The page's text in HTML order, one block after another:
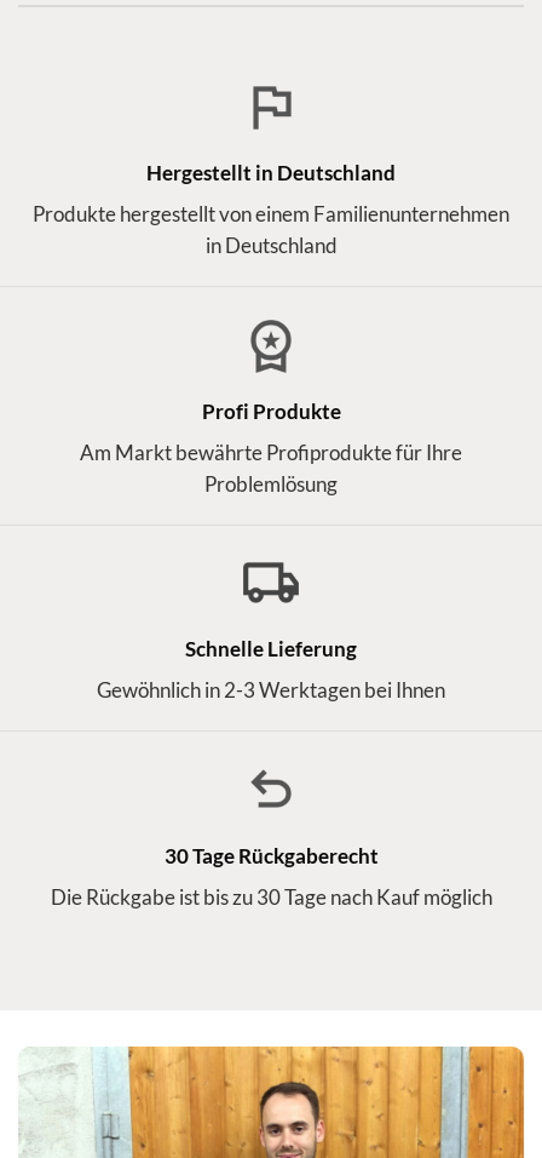
Hergestellt in Deutschland
Produkte hergestellt von einem Familienunternehmen
in Deutschland
Profi Produkte
Am Markt bewährte Profiprodukte für Ihre
Problemlösung
Schnelle Lieferung
Gewöhnlich in 2-3 Werktagen bei Ihnen
30 Tage Rückgaberecht
Die Rückgabe ist bis zu 30 Tage nach Kauf möglich